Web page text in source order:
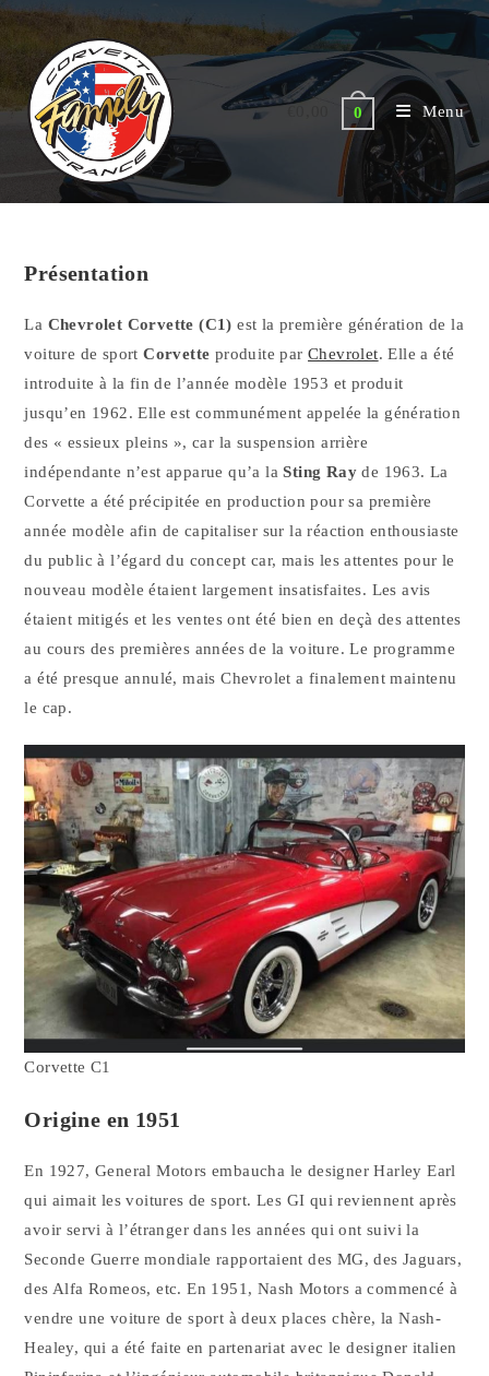
Skip
content
0 Menu
Présentation
La Chevrolet Corvette (C1) est la première génération de la
voiture de sportCorvette produite parChevrolet. Elle a été
introduite à la fin de l’année modèle 1953 et produit
jusqu’en 1962. Elle est communément appelée la génération
des « essieux pleins », car la suspension arrière
indépendante n’est apparue qu’a laSting Ray de 1963. La
Corvette a été précipitée en production pour sa première
année modèle afin de capitaliser sur la réaction enthousiaste
du public à l’égard du concept car, mais les attentes pour le
nouveau modèle étaient largement insatisfaites. Les avis
étaient mitigés et les ventes ont été bien en deçà des attentes
au cours des premières années de la voiture. Le programme
a été presque annulé, mais Chevrolet a finalement maintenu
le cap.
Corvette C1
Origine en 1951
En 1927, General Motors embaucha le designer Harley Earl
qui aimait les voitures de sport. Les GI qui reviennent après
avoir servi à l’étranger dans les années qui ont suivi la
Seconde Guerre mondiale rapportaient des MG, des Jaguars,
des Alfa Romeos, etc. En 1951, Nash Motors a commencé à
vendre une voiture de sport à deux places chère, la Nash-
Healey, qui a été faite en partenariat avec le designer italien